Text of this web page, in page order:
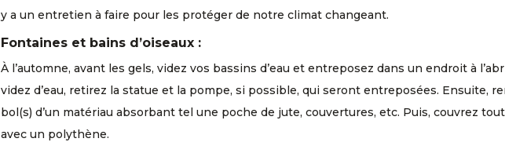
y a un entretien à faire pour les protéger de notre climat changeant.
Fontaines et bains d’oiseaux :
À l’automne, avant les gels, videz vos bassins d’eau et entreposez dans un endroit à
videz d’eau, retirez la statue et la pompe, si possible, qui seront entreposées. Ensuite,
bol(s) d’un matériau absorbant tel une poche de jute, couvertures, etc. Puis, couvrez
avec un polythène.